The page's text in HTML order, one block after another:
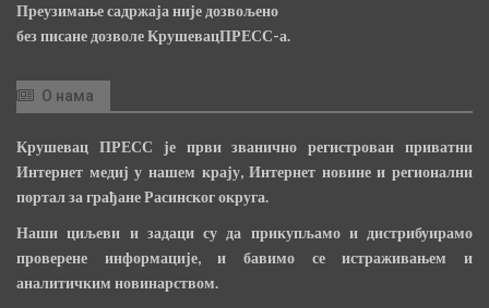
Преузимање садржаја није дозвољено
без писане дозволе КрушевацПРЕСС-а.
О нама
Крушевац ПРЕСС је први званично регистрован приватни
Интернет медиј у нашем крају, Интернет новине и регионални
портал за грађане Расинског округа.
Наши циљеви и задаци су да прикупљамо и дистрибуирамо
проверене информације, и бавимо се истраживањем и
аналитичким новинарством.